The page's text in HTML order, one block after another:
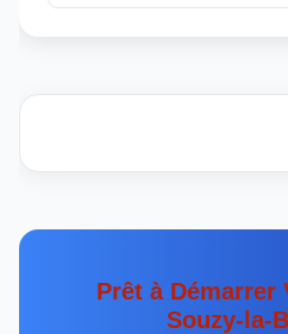
Prêt à Démarrer
Souzy-la-